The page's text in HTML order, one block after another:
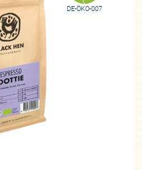
DE-ÖKO-007